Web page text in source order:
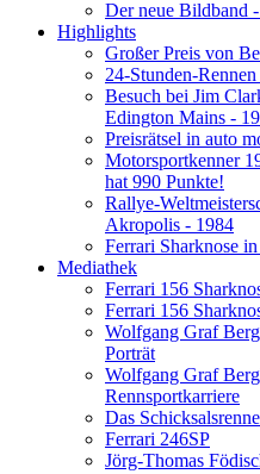
Der neue Bildband
Highlights
Großer Preis von
24-Stunden-
Besuch bei Jim
Edington Mains -
Preisrätsel in auto
Motorsportkenner
hat 990 Punkte!
Rallye-
Akropolis - 1984
Ferrari Sharknose
Mediathek
Ferrari 156
Ferrari 156
Wolfgang Graf
Porträt
Wolfgang Graf
Rennsportkarriere
Das
Ferrari 246SP
Jörg-Thomas